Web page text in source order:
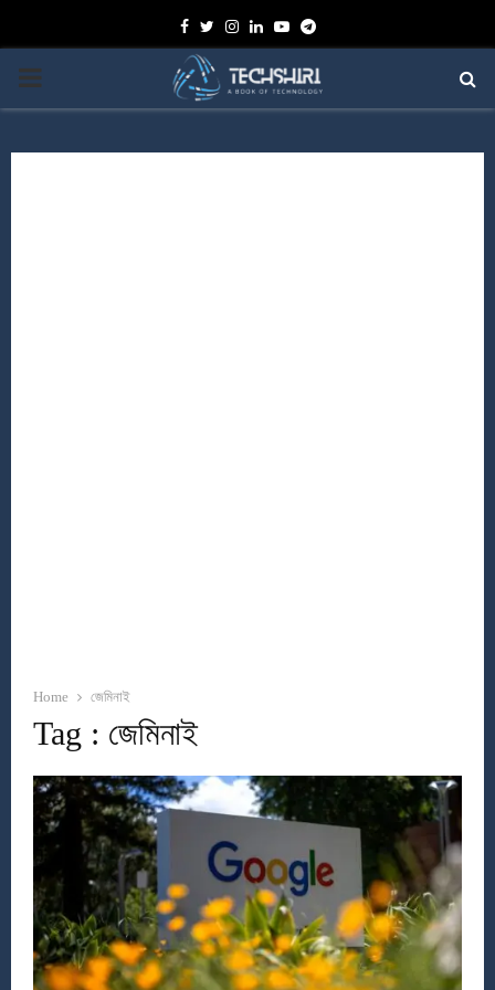
Facebook
TwitterInstagram
Linkedin
YoutubeTelegram
PRIMARY
Home জেমিনাই
Tag : জেমিনাই